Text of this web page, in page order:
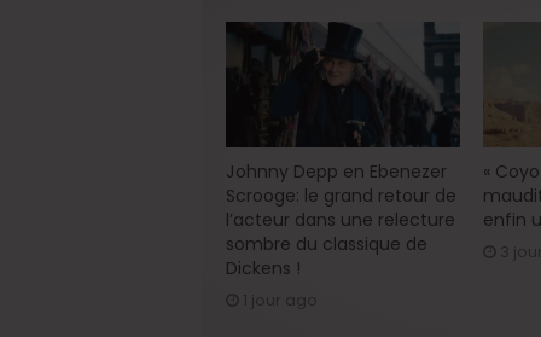
Johnny Depp en Ebenezer
Scrooge: le grand retour de
l’acteur dans une relecture
sombre du classique de
Dickens !
«
enfin
3